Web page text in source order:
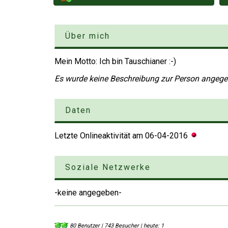
Über mich
Mein Motto: Ich bin Tauschianer :-)
Es wurde keine Beschreibung zur Person
Daten
Letzte Onlineaktivität am 06-04-2016
Soziale Netzwerke
-keine angegeben-
80 Benutzer | 743 Besucher | heute: 1